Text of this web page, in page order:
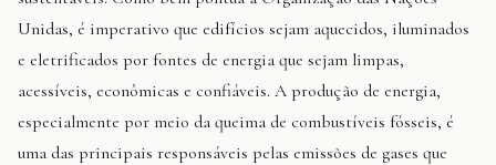
Unidas, é imperativo que edifícios sejam aquecidos, iluminados
e eletrificados por fontes de energia que sejam limpas,
acessíveis, econômicas e confiáveis. A produção de energia,
especialmente por meio da queima de combustíveis fósseis, é
uma das principais responsáveis pelas emissões de gases que